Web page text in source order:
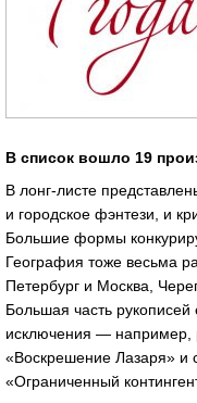
В список вошло 19
В лонг-листе
и городское фэнтези, и
Большие формы
География тоже весьма
Петербург и Москва,
Большая часть
исключения — например,
«Воскрешение Лазаря» и
«Ограниченный